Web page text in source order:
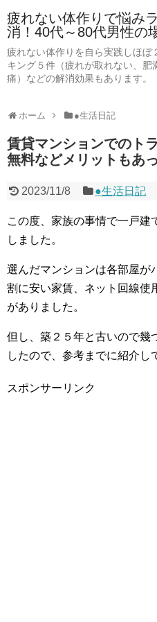
疲れない体作りで悩み
消！40代～80代男性の
疲れない体作りを自ら実践しほぼ
キング５件（疲れが取れない、
痛）などの解消効果もあります。
ホーム ●生活日記
賃貸マンションでのト
無料などメリットもあ
2023/11/8 ●生活日記
この度、家族の事情で一戸建
しました。
選んだマンションは各部屋が
割に安い家賃、ネット回線使
がありました。
但し、築２５年と古いので幾
したので、参考までに紹介し
スポンサーリンク